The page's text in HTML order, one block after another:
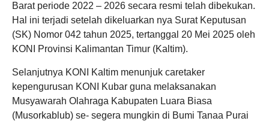
Barat periode 2022 – 2026 secara resmi telah dibekukan.
Hal ini terjadi setelah dikeluarkan nya Surat Keputusan
(SK) Nomor 042 tahun 2025, tertanggal 20 Mei 2025 oleh
KONI Provinsi Kalimantan Timur (Kaltim).
Selanjutnya KONI Kaltim menunjuk caretaker
kepengurusan KONI Kubar guna melaksanakan
Musyawarah Olahraga Kabupaten Luara Biasa
(Musorkablub) se- segera mungkin di Bumi Tanaa Purai